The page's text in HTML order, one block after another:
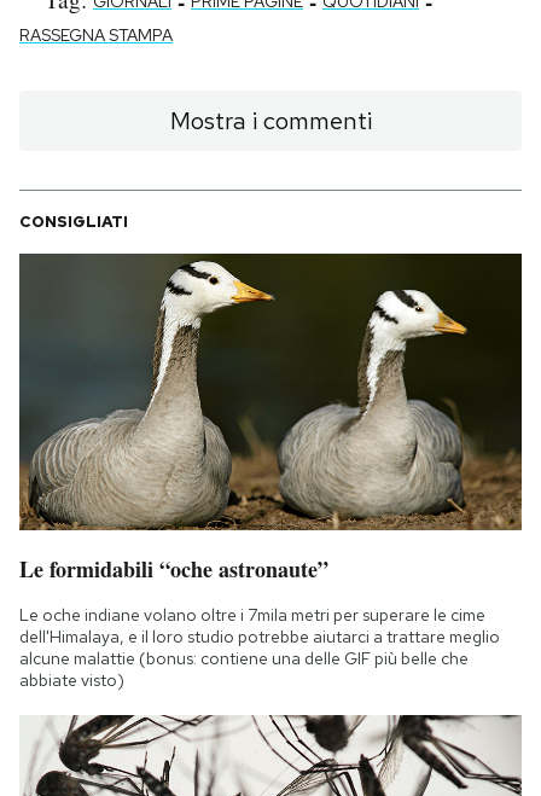
RASSEGNA STAMPA
Mostra i commenti
CONSIGLIATI
Le formidabili “oche astronaute”
Le oche indiane volano oltre i 7mila metri per superare le cime
dell'Himalaya, e il loro studio potrebbe aiutarci a trattare meglio
alcune malattie (bonus: contiene una delle GIF più belle che
abbiate visto)